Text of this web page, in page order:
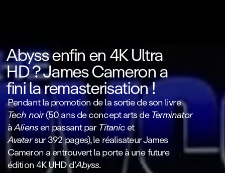
Abyss enfin en 4K Ultra
HD ? James Cameron a
fini la remasterisation !
Pendant la promotion de la sortie de son livre
Tech noir(50 ans de concept arts deTerminator
àAliensen passant parTitanicet
Avatarsur 392 pages), le réalisateur James
Cameron a entrouvert la porte à une future
édition 4K UHD d’Abyss.